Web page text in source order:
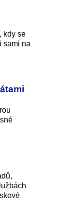
kdy se
sami na